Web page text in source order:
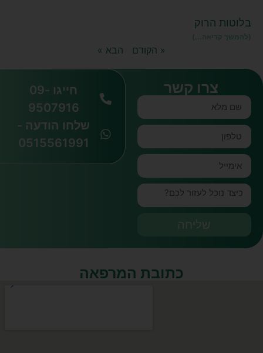
בלוטות הרוק
(להמשך קריאה...)
« הקודם הבא »
צרו קשר
שליחה
חייגו 09-
9507916
שלחו הודעה -
0515561991
כתובת המרפאה